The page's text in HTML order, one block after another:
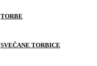
TORBE
SVEČANE TORBICE